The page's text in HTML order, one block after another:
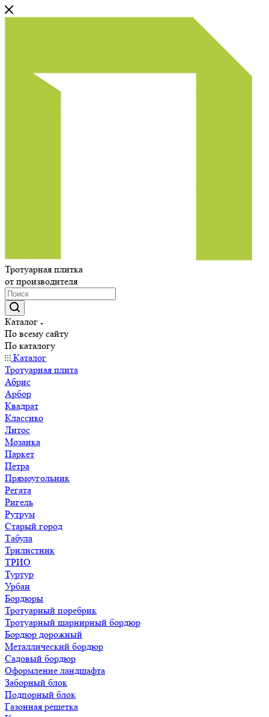
Тротуарная плитка
от производителя
Каталог
По всему сайту
По каталогу
Каталог
Тротуарная плита
Абрис
Арбор
Квадрат
Классико
Литос
Мозаика
Паркет
Петра
Прямоугольник
Регата
Ригель
Рутрум
Старый город
Табула
Трилистник
ТРИО
Туртур
Урбан
Бордюры
Тротуарный поребрик
Тротуарный шарнирный бордюр
Бордюр дорожный
Металлический бордюр
Садовый бордюр
Оформление ландшафта
Заборный блок
Подпорный блок
Газонная решетка